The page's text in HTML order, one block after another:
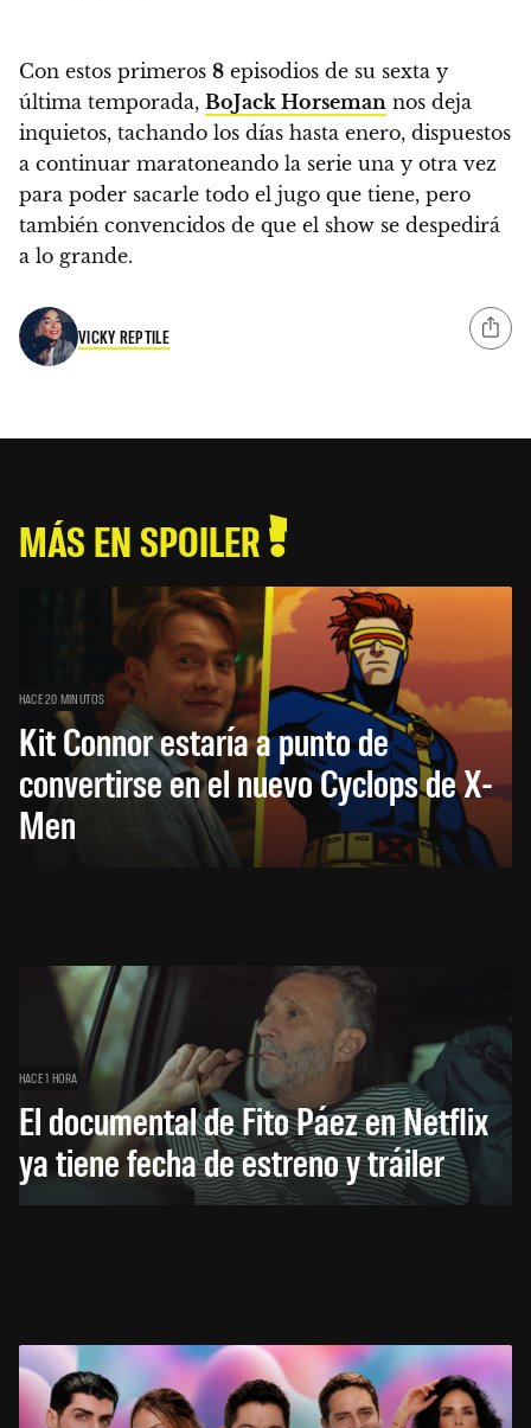
Con estos primeros 8 episodios de su sexta y
última temporada, BoJack Horseman nos deja
inquietos, tachando los días hasta enero, dispuestos
a continuar maratoneando la serie una y otra vez
para poder sacarle todo el jugo que tiene, pero
también convencidos de que el show se despedirá
a lo grande.
VICKY REPTILE
MÁS EN SPOILER
HACE 20 MINUTOS
Kit Connor estaría a punto de
convertirse en el nuevo Cyclops de X-
Men
HACE 1 HORA
El documental de Fito Páez en Netflix
ya tiene fecha de estreno y tráiler